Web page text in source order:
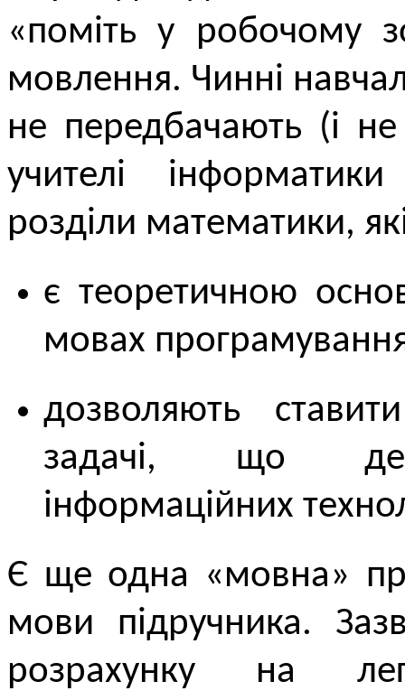
«поміть у робочому
мовлення. Чинні
не передбачають (і
учителі
розділи математики,
є теоретичною
мовах
дозволяють
задачі, що
інформаційних
Є ще одна «мовна»
мови підручника.
розрахунку на